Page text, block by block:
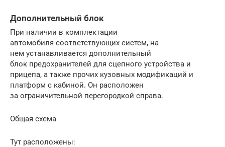
Дополнительный блок
При наличии в комплектации
автомобиля соответствующих систем, на
нем устанавливается дополнительный
блок предохранителей для сцепного устройства и
прицепа, а также прочих кузовных модификаций и
платформ с кабиной. Он расположен
за ограничительной перегородкой справа.
Общая схема
Тут расположены: